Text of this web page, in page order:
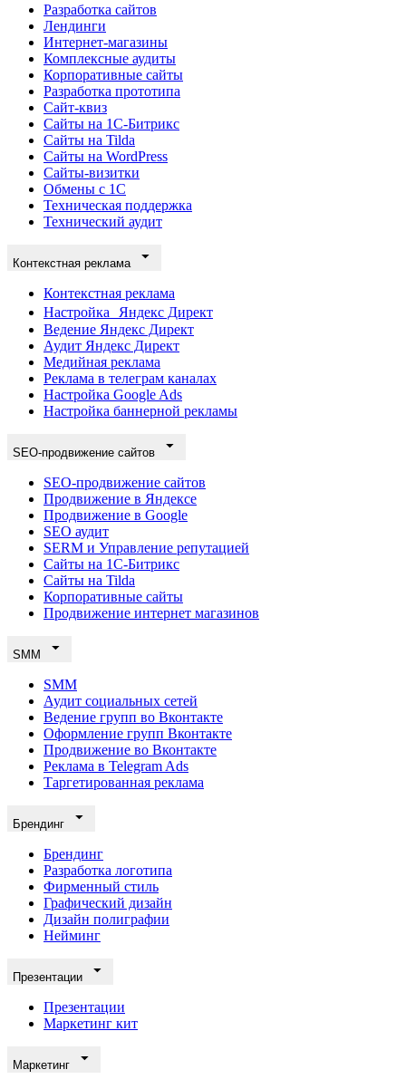
Разработка сайтов
Лендинги
Интернет-магазины
Комплексные аудиты
Корпоративные сайты
Разработка прототипа
Сайт-квиз
Сайты на 1С-Битрикс
Сайты на Tilda
Сайты на WordPress
Сайты-визитки
Обмены с 1С
Техническая поддержка
Технический аудит
Контекстная реклама
Контекстная реклама
Настройка Яндекс Директ
Ведение Яндекс Директ
Аудит Яндекс Директ
Медийная реклама
Реклама в телеграм каналах
Настройка Google Ads
Настройка баннерной рекламы
SEO-продвижение сайтов
SEO-продвижение сайтов
Продвижение в Яндексе
Продвижение в Google
SEO аудит
SERM и Управление репутацией
Сайты на 1С-Битрикс
Сайты на Tilda
Корпоративные сайты
Продвижение интернет магазинов
SMM
SMM
Аудит социальных сетей
Ведение групп во Вконтакте
Оформление групп Вконтакте
Продвижение во Вконтакте
Реклама в Telegram Ads
Таргетированная реклама
Брендинг
Брендинг
Разработка логотипа
Фирменный стиль
Графический дизайн
Дизайн полиграфии
Нейминг
Презентации
Презентации
Маркетинг кит
Маркетинг